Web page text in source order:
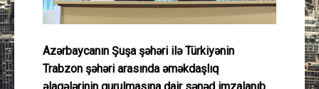
Layihə
Gündəm
Azərbaycanın Şuşa şəhəri ilə Türkiyənin
Trabzon şəhəri arasında əməkdaşlıq
əlaqələrinin qurulmasına dair sənəd imzalanıb.